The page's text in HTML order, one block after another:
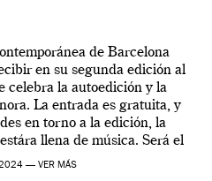
de Barcelona
en su segunda edición al
celebra la autoedición y la
La entrada es gratuita, y
en torno a la edición, la
llena de música. Será el
[…]
— VER MÁS